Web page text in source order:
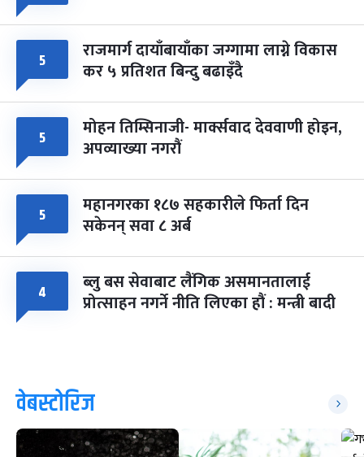
५ राजमार्ग दायाँबायाँका जग्गामा लाग्ने विकास
कर ५ प्रतिशत बिन्दु बढाइँदै
५ मोहन तिम्सिनाजी- मार्क्सवाद देववाणी होइन,
अपव्याख्या नगरौं
५ महानगरका १८७ सहकारीले फिर्ता दिन
सकेनन् सवा ८ अर्ब
४ ब्लु बस सेवाबाट लैंगिक असमानतालाई
प्रोत्साहन नगर्ने नीति लिएका हौं : मन्त्री बादी
वेबस्टोरिज